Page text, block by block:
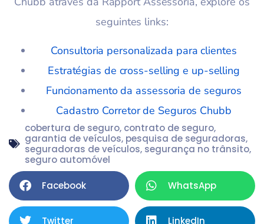
seguintes links:
Consultoria personalizada para clientes
Estratégias de cross-selling e up-selling
Funcionamento da assessoria de seguros
Cadastro Corretor de Seguros Chubb
cobertura de seguro, contrato de seguro,
garantia de veículos, pesquisa de seguradoras,
seguradoras de veículos, segurança no trânsito,
seguro automóvel
Facebook WhatsApp
Twitter LinkedIn